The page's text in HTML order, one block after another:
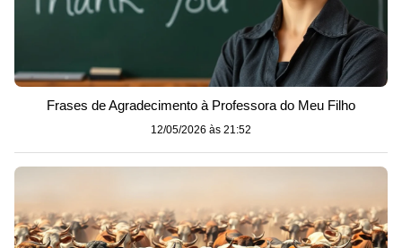
Frases de Agradecimento à Professora do Meu Filho
12/05/2026 às 21:52